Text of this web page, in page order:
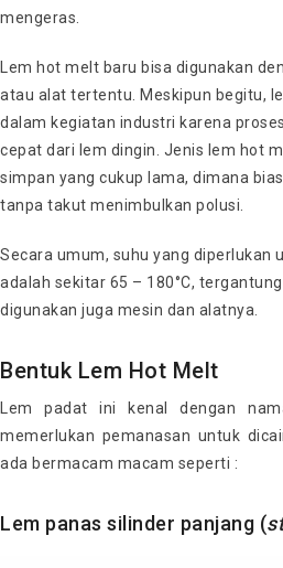
mengeras.
Lem hot melt baru bisa digunakan
atau alat tertentu. Meskipun begitu,
dalam kegiatan industri karena
cepat dari lem dingin. Jenis lem hot
simpan yang cukup lama, dimana
tanpa takut menimbulkan polusi.
Secara umum, suhu yang diperlukan
adalah sekitar 65 – 180°C,
digunakan juga mesin dan alatnya.
Bentuk Lem Hot Melt
Lem padat ini kenal dengan
memerlukan pemanasan untuk
ada bermacam macam seperti :
Lem panas silinder panjang (